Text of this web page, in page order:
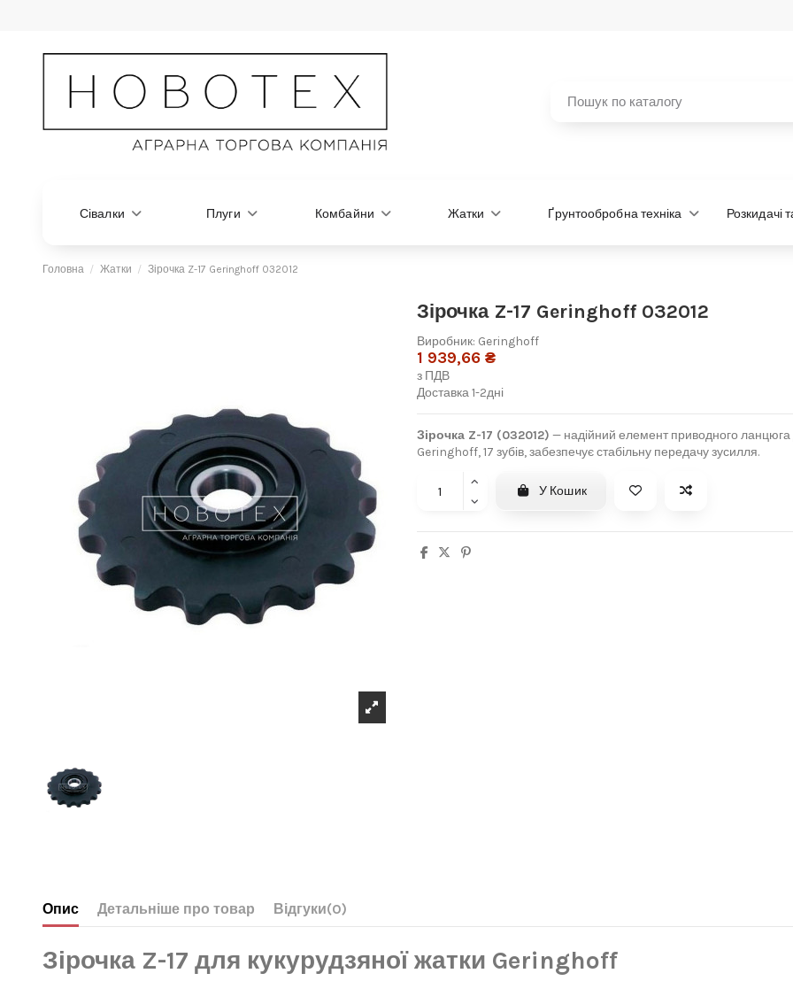
Сівалки Плуги Комбайни Жатки Ґрунтообробна техніка Розкидачі
Головна Жатки Зірочка Z-17 Geringhoff 032012
Зірочка Z-17 Geringhoff 032012
Виробник: Geringhoff
1 939,66 ₴
з ПДВ
Доставка 1-2дні
Зірочка Z-17 (032012) — надійний елемент приводного ланцюга
Geringhoff, 17 зубів, забезпечує стабільну передачу зусилля.
У Кошик
Опис Детальніше про товар Відгуки(0)
Зірочка Z-17 для кукурудзяної жатки Geringhoff